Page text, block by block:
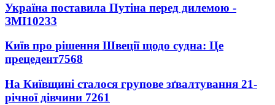
Україна поставила Путіна перед дилемою -
ЗМІ10233
Київ про рішення Швеції щодо судна: Це
прецедент7568
На Київщині сталося групове зґвалтування 21-
річної дівчини 7261